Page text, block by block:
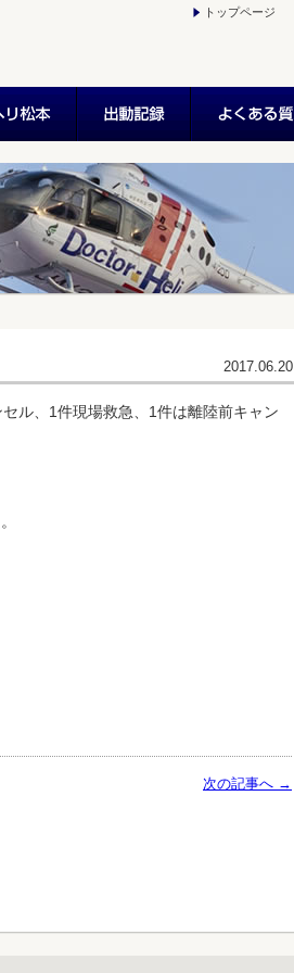
トップページ
2017.06.20
ル、1件現場救急、1件は離陸前キャン
次の記事へ →